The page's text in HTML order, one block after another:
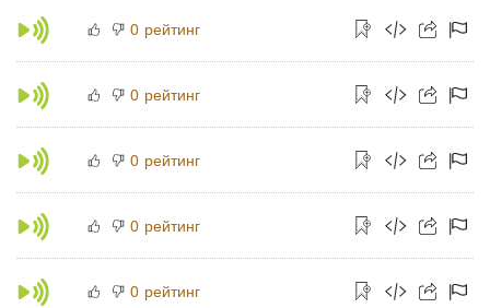
0 рейтинг
0 рейтинг
0 рейтинг
0 рейтинг
0 рейтинг